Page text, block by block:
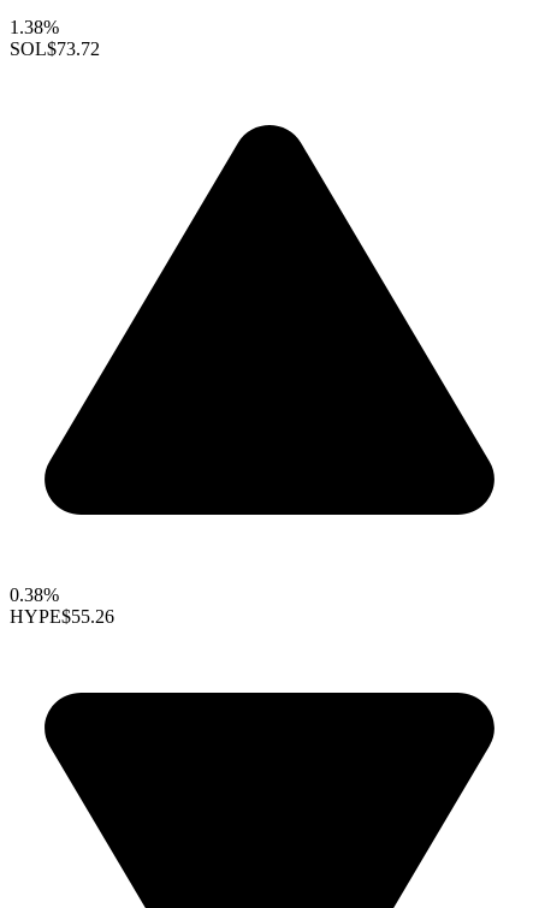
1.38%
SOL$73.72
0.38%
HYPE$55.26